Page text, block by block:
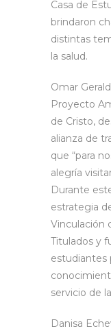
Casa de
brindaron
distintas
la salud.
Omar
Proyecto
de Cristo,
alianza de
que “para
alegría
Durante
estrategia
Vinculación
Titulados y
estudiantes
servicio de
Danisa